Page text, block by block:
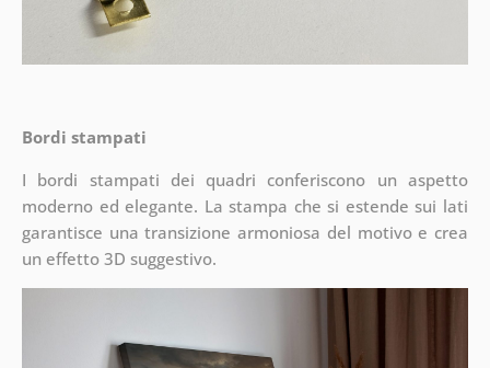
Bordi stampati
I bordi stampati dei quadri conferiscono un aspetto
moderno ed elegante. La stampa che si estende sui lati
garantisce una transizione armoniosa del motivo e crea
un effetto 3D suggestivo.